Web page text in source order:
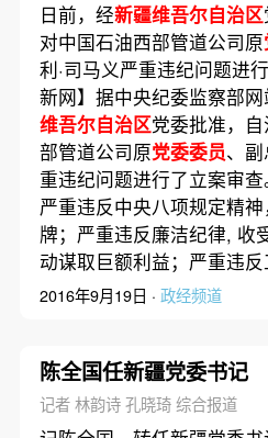
日前，经新疆维吾尔自治区
对中国石油西部管道公司原
利·司马义严重违纪问题
新网】据中央纪委监察部
维吾尔自治区党委批准，
部管道公司原党委委员、
重违纪问题进行了立案审
严重违反中央八项规定精
牌；严重违反廉洁纪律, 收
动谋取巨额利益；严重违
2016年9月19日 · 政经频道
陈全国任新疆党委书记
记者 林韵诗 孔晓琦 综合报道